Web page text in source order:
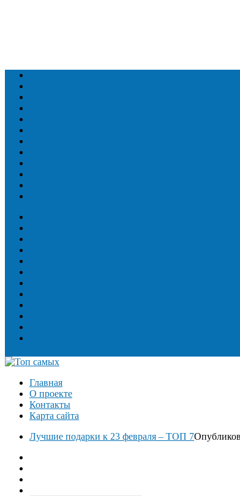
Главная
О проекте
Контакты
Карта сайта
Лучшие подарки к 23 февраля – ТОП 7